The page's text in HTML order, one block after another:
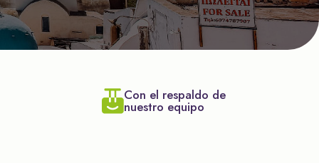
Con el respaldo de
nuestro equipo